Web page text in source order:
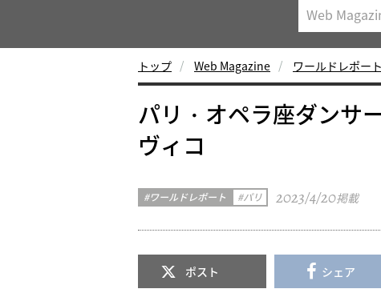
トップ Web Magazine ワールドレポート
パリ・オペラ座ダンサ
ヴィコ
ワールドレポート パリ 2023/4/20掲載
ポスト シェア